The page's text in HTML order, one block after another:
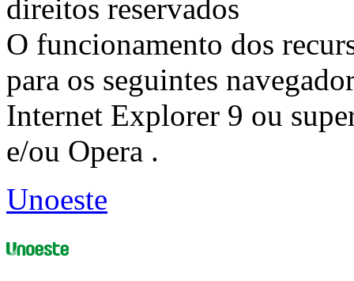
direitos reservados
O funcionamento dos
para os seguintes
Internet Explorer 9 ou
e/ou Opera .
Unoeste